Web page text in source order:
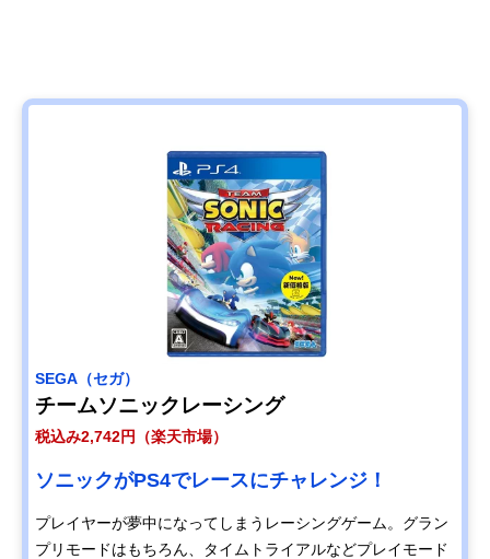
SEGA（セガ）
チームソニックレーシング
税込み2,742円（楽天市場）
ソニックがPS4でレースにチャレンジ！
プレイヤーが夢中になってしまうレーシングゲーム。グラン
プリモードはもちろん、タイムトライアルなどプレイモード